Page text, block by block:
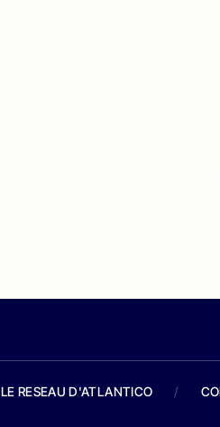
LE RESEAU D'ATLANTICO /